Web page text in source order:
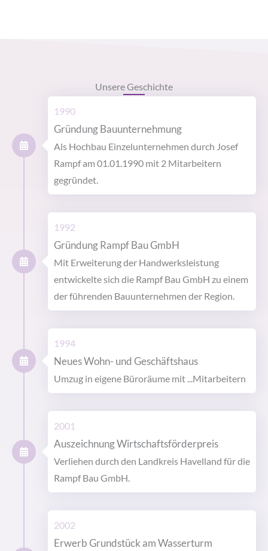
Unsere Geschichte
1990
Gründung Bauunternehmung
Als Hochbau Einzelunternehmen durch Josef
Rampf am 01.01.1990 mit 2 Mitarbeitern
gegründet.
1992
Gründung Rampf Bau GmbH
Mit Erweiterung der Handwerksleistung
entwickelte sich die Rampf Bau GmbH zu einem
der führenden Bauunternehmen der Region.
1994
Neues Wohn- und Geschäftshaus
Umzug in eigene Büroräume mit ...Mitarbeitern
2001
Auszeichnung Wirtschaftsförderpreis
Verliehen durch den Landkreis Havelland für die
Rampf Bau GmbH.
2002
Erwerb Grundstück am Wasserturm